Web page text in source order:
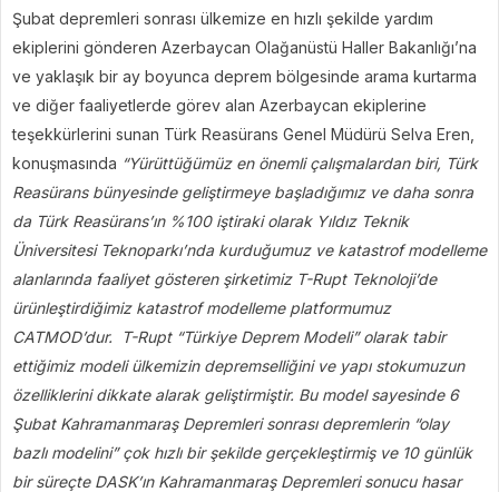
Şubat depremleri sonrası ülkemize en hızlı şekilde yardım
ekiplerini gönderen Azerbaycan Olağanüstü Haller Bakanlığı’na
ve yaklaşık bir ay boyunca deprem bölgesinde arama kurtarma
ve diğer faaliyetlerde görev alan Azerbaycan ekiplerine
teşekkürlerini sunan Türk Reasürans Genel Müdürü Selva Eren,
konuşmasında “Yürüttüğümüz en önemli çalışmalardan biri, Türk
Reasürans bünyesinde geliştirmeye başladığımız ve daha sonra
da Türk Reasürans’ın %100 iştiraki olarak Yıldız Teknik
Üniversitesi Teknoparkı’nda kurduğumuz ve katastrof modelleme
alanlarında faaliyet gösteren şirketimiz T-Rupt Teknoloji’de
ürünleştirdiğimiz katastrof modelleme platformumuz
CATMOD’dur. T-Rupt “Türkiye Deprem Modeli” olarak tabir
ettiğimiz modeli ülkemizin depremselliğini ve yapı stokumuzun
özelliklerini dikkate alarak geliştirmiştir. Bu model sayesinde 6
Şubat Kahramanmaraş Depremleri sonrası depremlerin “olay
bazlı modelini” çok hızlı bir şekilde gerçekleştirmiş ve 10 günlük
bir süreçte DASK’ın Kahramanmaraş Depremleri sonucu hasar